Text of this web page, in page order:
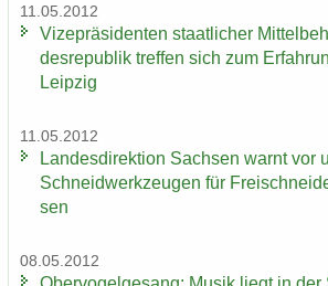
11.05.2012
Vi­ze­prä­si­den­ten staat­li­cher
des­re­pu­blik tref­fen sich zum
Leip­zig
11.05.2012
Lan­des­di­rek­ti­on Sach­sen warnt vor
Schneid­werk­zeu­gen für
sen
08.05.2012